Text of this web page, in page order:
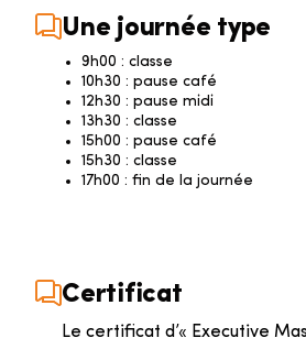
Une journée type
9h00 : classe
10h30 : pause café
12h30 : pause midi
13h30 : classe
15h00 : pause café
15h30 : classe
17h00 : fin de la journée
Certificat
Le certificat d’« Executive